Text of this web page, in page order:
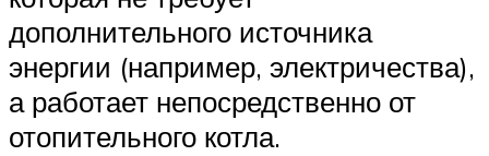
дополнительного источника
энергии (например, электричества),
а работает непосредственно от
отопительного котла.